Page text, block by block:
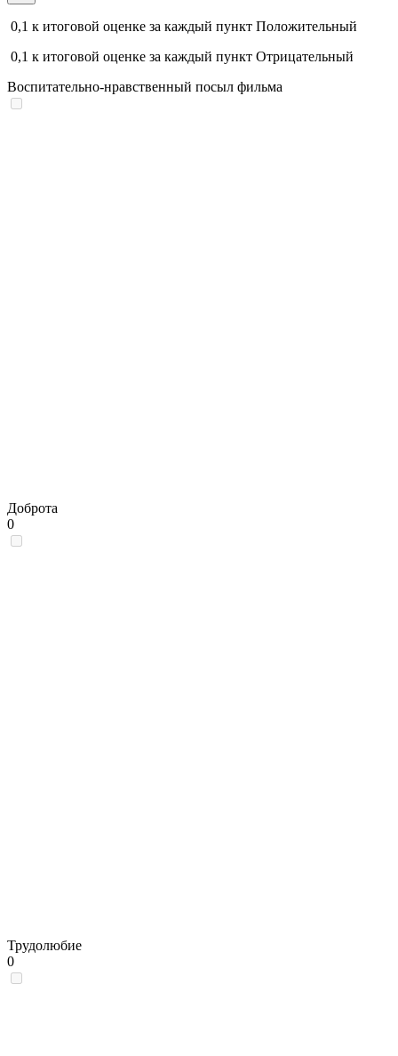
0,1 к итоговой оценке за каждый пункт Положительный
0,1 к итоговой оценке за каждый пункт Отрицательный
Воспитательно-нравственный посыл фильма
Доброта
0
Трудолюбие
0